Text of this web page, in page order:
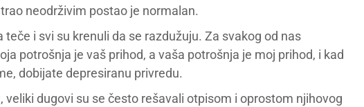
neodrživim postao je normalan.
i svi su krenuli da se razdužuju. Za svakog od nas
potrošnja je vaš prihod, a vaša potrošnja je moj prihod, i kad
dobijate depresiranu privredu.
veliki dugovi su se često rešavali otpisom i oprostom njihovog